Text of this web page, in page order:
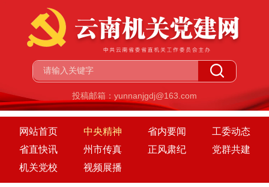
投稿邮箱：yunnanjgdj@163.com
网站首页 中央精神 省内要闻
工委动态
省直快讯
州市传真 正风肃纪
党群共建
机关党校
视频展播